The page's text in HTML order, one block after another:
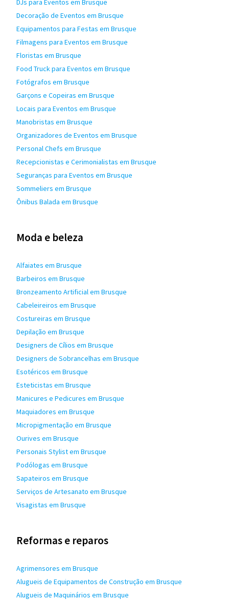
DJs para Eventos em Brusque
Decoração de Eventos em Brusque
Equipamentos para Festas em Brusque
Filmagens para Eventos em Brusque
Floristas em Brusque
Food Truck para Eventos em Brusque
Fotógrafos em Brusque
Garçons e Copeiras em Brusque
Locais para Eventos em Brusque
Manobristas em Brusque
Organizadores de Eventos em Brusque
Personal Chefs em Brusque
Recepcionistas e Cerimonialistas em Brusque
Seguranças para Eventos em Brusque
Sommeliers em Brusque
Ônibus Balada em Brusque
Moda e beleza
Alfaiates em Brusque
Barbeiros em Brusque
Bronzeamento Artificial em Brusque
Cabeleireiros em Brusque
Costureiras em Brusque
Depilação em Brusque
Designers de Cílios em Brusque
Designers de Sobrancelhas em Brusque
Esotéricos em Brusque
Esteticistas em Brusque
Manicures e Pedicures em Brusque
Maquiadores em Brusque
Micropigmentação em Brusque
Ourives em Brusque
Personais Stylist em Brusque
Podólogas em Brusque
Sapateiros em Brusque
Serviços de Artesanato em Brusque
Visagistas em Brusque
Reformas e reparos
Agrimensores em Brusque
Alugueis de Equipamentos de Construção em Brusque
Alugueis de Maquinários em Brusque